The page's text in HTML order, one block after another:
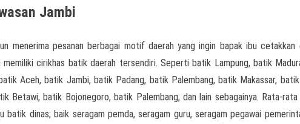
Jambi
menerima pesanan berbagai motif daerah yang ingin bapak ibu cetakkan
memiliki cirikhas batik daerah tersendiri. Seperti batik Lampung, batik
Aceh, batik Jambi, batik Padang, batik Palembang, batik Makassar,
Betawi, batik Bojonegoro, batik Palembang, dan lain sebagainya. Rata-
batik dinas; baik seragam pemda, seragam guru, seragam pegawai